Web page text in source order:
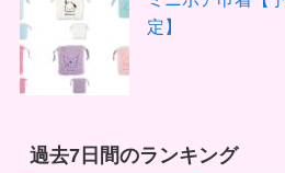
定】
過去7日間のランキング